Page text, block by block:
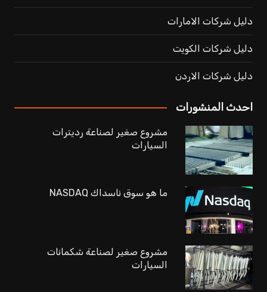
دليل شركات الامارات
دليل شركات الكويت
دليل شركات الاردن
احدث المنشورات
مشروع صغير لصناعة رديترات
السيارات
ما هو سوق ناسداك NASDAQ
مشروع صغير لصناعة شكمانات
السيارات